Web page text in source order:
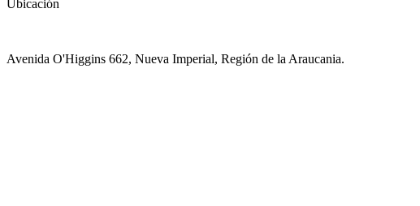
Ubicación
Avenida O'Higgins 662, Nueva Imperial, Región de la Araucania.